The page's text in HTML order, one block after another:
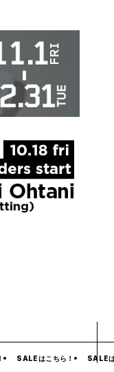
SALEはこちら！ SALEはこ